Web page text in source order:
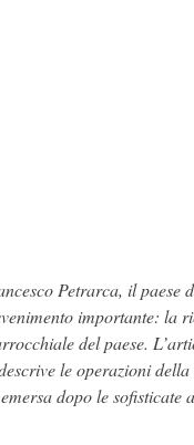
Petrarca, il paese
importante: la
del paese.
le operazioni
dopo le sofisticate